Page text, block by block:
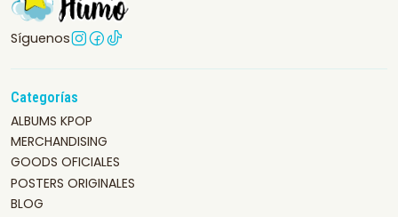
Síguenos
Categorías
ALBUMS KPOP
MERCHANDISING
GOODS OFICIALES
POSTERS ORIGINALES
BLOG